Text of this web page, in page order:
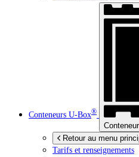
Conteneurs U-Box®
Retour au menu
Tarifs et renseignements